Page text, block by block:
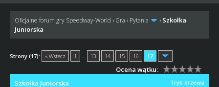
Oficjalne forum gry Speedway-World › Gra › Pytania › Szkołka
Juniorska
Strony (17): « Wstecz 1 13 14 15 16 17
Ocena wątku:
Tryb drzewa
Szkołka Juniorska